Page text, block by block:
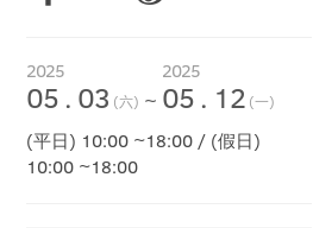
2025
05 . 03 (六) ~
2025
05 . 12 (一)
(平日) 10:00 ~18:00 / (假日)
10:00 ~18:00